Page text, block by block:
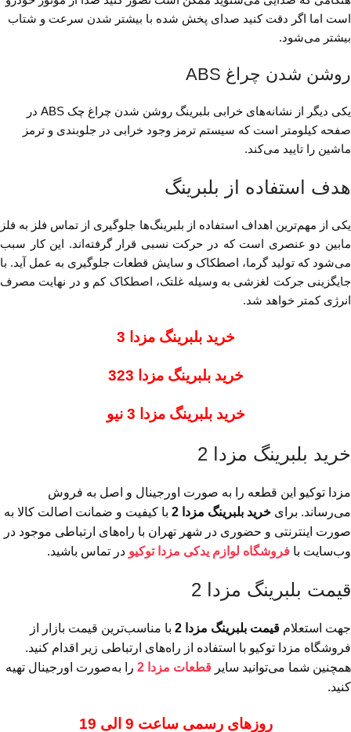
است اما اگر دقت کنید صدای پخش شده با بیشتر شدن سرعت و شتاب
بیشتر می‌شود.
روشن شدن چراغ ABS
یکی دیگر از نشانه‌های خرابی بلبرینگ روشن شدن چراغ چک ABS در
صفحه کیلومتر است که سیستم ترمز وجود خرابی در جلوبندی و ترمز
ماشین را تایید می‌کند.
هدف استفاده از بلبرینگ
یکی از مهم‌ترین اهداف استفاده از بلبرینگ‌ها جلوگیری از تماس فلز به فلز
مابین دو عنصری است که در حرکت نسبی قرار گرفته‌اند. این کار سبب
می‌شود که تولید گرما، اصطکاک و سایش قطعات جلوگیری به عمل آید. با
جایگزینی جرکت لغزشی به وسیله غلتک، اصطکاک کم و در نهایت مصرف
انرژی کمتر خواهد شد.
خرید بلبرینگ مزدا 3
خرید بلبرینگ مزدا 323
خرید بلبرینگ مزدا 3 نیو
خرید بلبرینگ مزدا 2
مزدا توکیو این قطعه را به صورت اورجینال و اصل به فروش
می‌رساند. برای خرید بلبرینگ مزدا 2
با کیفیت و ضمانت اصالت کالا به
صورت اینترنتی و حضوری در شهر تهران با راه‌های ارتباطی موجود در
وب‌سایت با فروشگاه لوازم یدکی مزدا توکیو در تماس باشید.
قیمت بلبرینگ مزدا 2
جهت استعلام قیمت بلبرینگ مزدا 2
با مناسب‌ترین قیمت بازار از
فروشگاه مزدا توکیو با استفاده از راه‌های ارتباطی زیر اقدام کنید.
همچنین شما می‌توانید سایر قطعات مزدا 2
را به‌صورت اورجینال تهیه
کنید.
روزهای رسمی ساعت 9 الی 19